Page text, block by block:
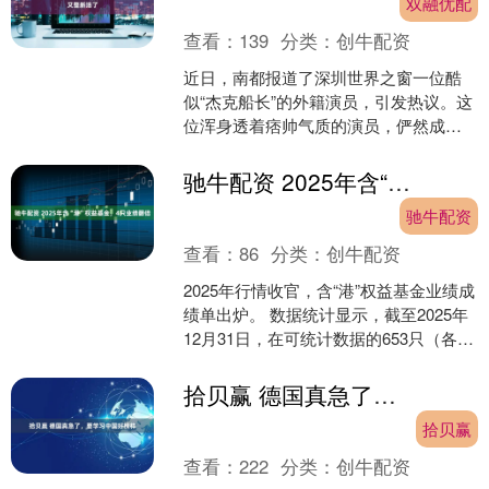
查看： 139 分类：创牛配资
近日，南都报道了深圳世界之窗一位酷
似“杰克船长”的外籍演员，引发热议。这
位浑身透着痞帅气质的演员，俨然成为
民懊恼地表示：“为了....
驰牛配资 2025年含“港”权益基金，4只业绩翻倍
驰牛配资
查看：86 分类：创牛配资
2025年行情收官，含“港”权益基金业绩成
绩单出炉。 数据统计显示，截至2025年
12月31日，在可统计数据的653只（各类
拾贝赢 德国真急了，要学习中国好榜样
拾贝赢
查看：222 分类：创牛配资